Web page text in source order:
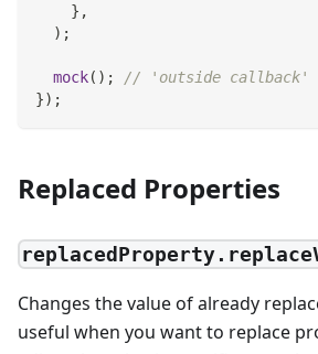
} ,
) ;
mock( ) ;
// 'outside callback'
}) ;
Replaced Properties
Changes the value of already
useful when you want to replace